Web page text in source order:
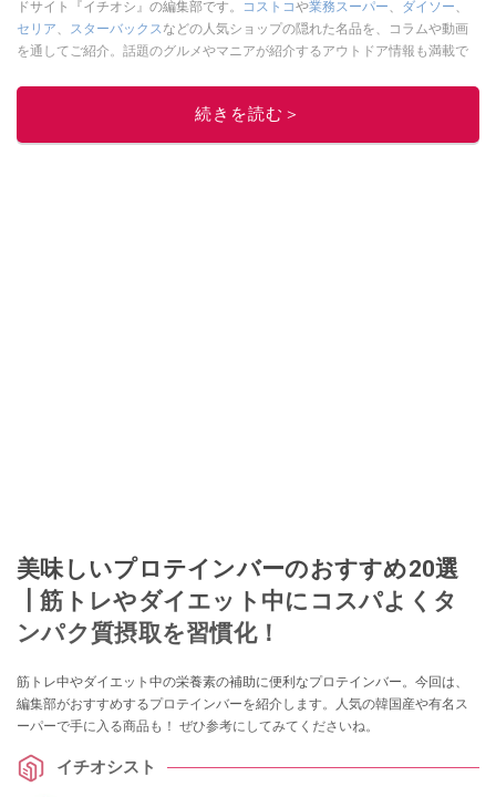
ドサイト『イチオシ』の編集部です。 コストコや業務スーパー ダイソー
セリア
スターバックス などの人気ショップの隠れた名品を、コラムや動画
を通してご紹介。話題のグルメやマニアが紹介するアウトドア情報も満載で
レビューしています。毎日トレンド情報をお届けしているので、ぜひ
してください！続きを読む＞
美味しいプロテインバーのおすすめ20選
┃筋トレやダイエット中にコスパよくタ
ンパク質摂取を習慣化！
筋トレ中やダイエット中の栄養素の補助に便利なプロテインバー。今回は、
編集部がおすすめするプロテインバーを紹介します。人気の韓国産や有名ス
ーパーで手に入る商品も！ ぜひ参考にしてみてくださいね。
イチオシスト